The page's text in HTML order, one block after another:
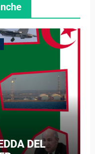
DEL